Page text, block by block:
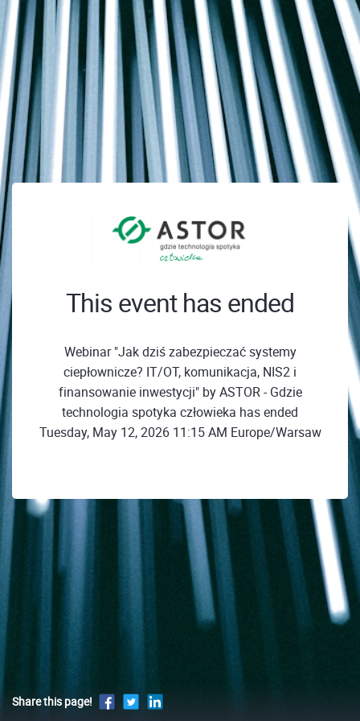
This event has ended
Webinar "Jak dziś zabezpieczać systemy
ciepłownicze? IT/OT, komunikacja, NIS2 i
finansowanie inwestycji" by ASTOR - Gdzie
technologia spotyka człowieka has ended
Tuesday, May 12, 2026 11:15 AM Europe/Warsaw
Share this page!